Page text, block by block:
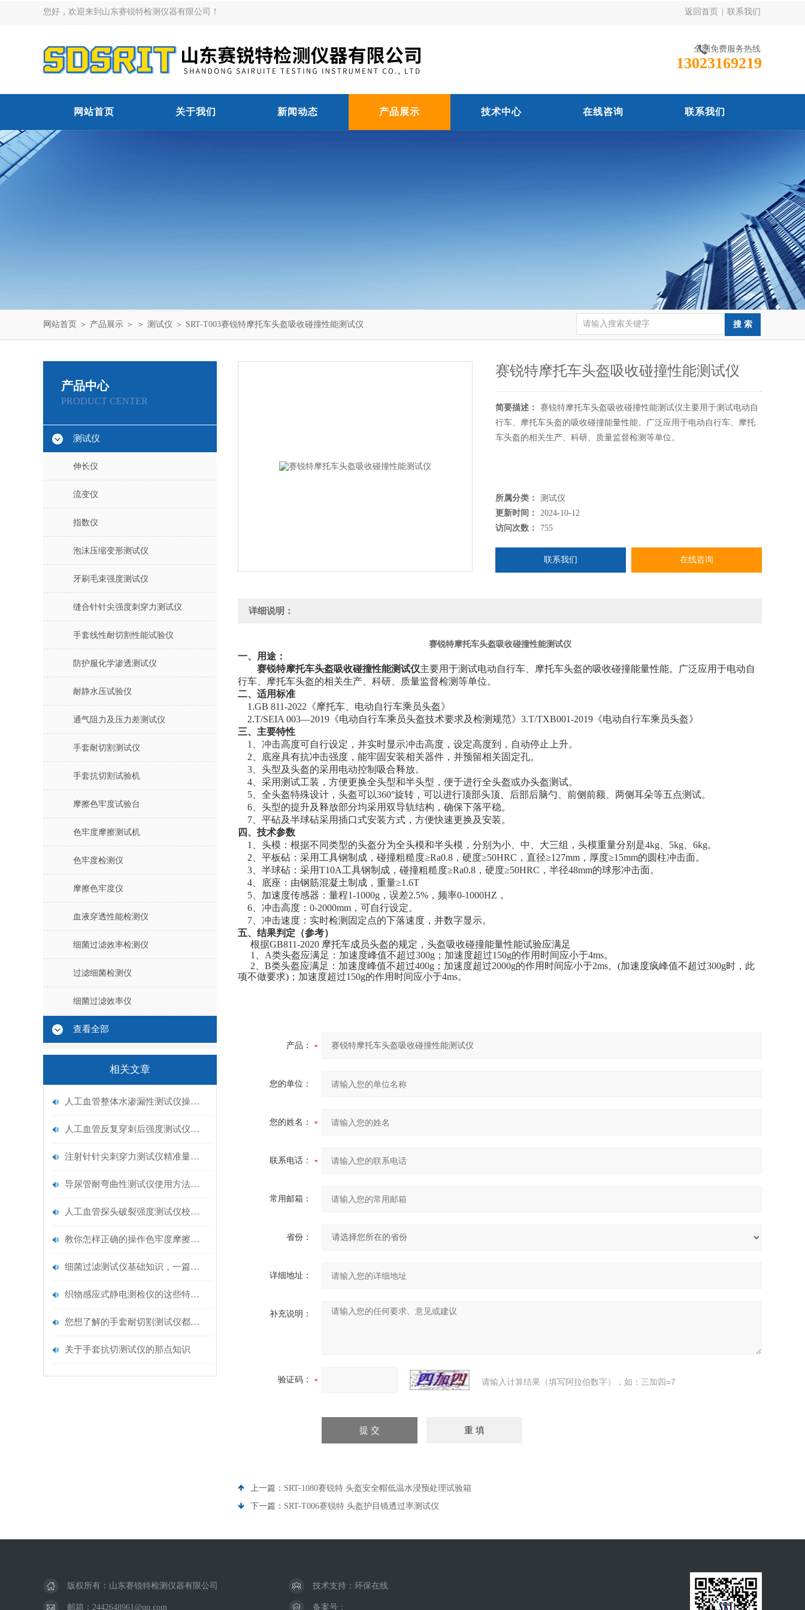
您好，欢迎来到山东赛锐特检测仪器有限公司！ 返回首页 联系我们
全国免费服务热线
13023169219
网站首页 关于我们 新闻动态 产品展示 技术中心 在线咨询 联系我们
网站首页 ＞ 产品展示 ＞ ＞ 测试仪 ＞ SRT-T003赛锐特摩托车头盔吸收碰撞性能测试仪
产品中心
PRODUCT CENTER
测试仪
伸长仪
流变仪
指数仪
泡沫压缩变形测试仪
牙刷毛束强度测试仪
缝合针针尖强度刺穿力测试仪
手套线性耐切割性能试验仪
防护服化学渗透测试仪
耐静水压试验仪
通气阻力及压力差测试仪
手套耐切割测试仪
手套抗切割试验机
摩擦色牢度试验台
色牢度摩擦测试机
色牢度检测仪
摩擦色牢度仪
血液穿透性能检测仪
细菌过滤效率检测仪
过滤细菌检测仪
细菌过滤效率仪
查看全部
相关文章
人工血管整体水渗漏性测试仪操作中最容易出错的步骤
人工血管反复穿刺后强度测试仪是什么？透析患者的“生命管“质量靠它把关！
注射针针尖刺穿力测试仪精准量化针尖锋利度，构筑临床安全防线
导尿管耐弯曲性测试仪使用方法与操作规范
人工血管探头破裂强度测试仪校准规范：精准赋能医疗安全的技术基准
教你怎样正确的操作色牢度摩擦测试机
细菌过滤测试仪基础知识，一篇搞定
织物感应式静电测检仪的这些特点很少有人都知道
您想了解的手套耐切割测试仪都在这里了
关于手套抗切测试仪的那点知识
赛锐特摩托车头盔吸收碰撞性能测试仪
简要描述：
赛锐特摩托车头盔吸收碰撞性能测试仪主要用于测试电动自
行车、摩托车头盔的吸收碰撞能量性能。广泛应用于电动自行车、摩托
车头盔的相关生产、科研、质量监督检测等单位。
所属分类：
测试仪
更新时间：
2024-10-12
访问次数：
755
联系我们 在线咨询
详细说明：
赛锐特摩托车头盔吸收碰撞性能测试仪
一、用途：
赛锐特摩托车头盔吸收碰撞性能测试仪主要用于测试电动自行车、摩托车头盔的吸收碰撞能量性能。广泛应用于电动自
行车、摩托车头盔的相关生产、科研、质量监督检测等单位。
二、适用标准
1.GB 811-2022《摩托车、电动自行车乘员头盔》
2.T/SEIA 003—2019《电动自行车乘员头盔技术要求及检测规范》 3.T/TXB001-2019《电动自行车乘员头盔》
三、 主要特性
1、冲击高度可自行设定，并实时显示冲击高度，设定高度到，自动停止上升。
2、底座具有抗冲击强度，能牢固安装相关器件，并预留相关固定孔。
3、头型及头盔的采用电动控制吸合释放。
4、采用测试工装，方便更换全头型和半头型，便于进行全头盔或办头盔测试。
5、全头盔特殊设计，头盔可以360°旋转，可以进行顶部头顶、后部后脑勺、前侧前额、两侧耳朵等五点测试。
6、头型的提升及释放部分均采用双导轨结构，确保下落平稳。
7、平砧及半球砧采用插口式安装方式，方便快速更换及安装。
四、 技术参数
1、头模：根据不同类型的头盔分为全头模和半头模，分别为小、中、大三组，头模重量分别是4kg、5kg、6kg。
2、平板砧：采用工具钢制成，碰撞粗糙度≥Ra0.8，硬度≥50HRC，直径≥127mm，厚度≥15mm的圆柱冲击面。
3、半球砧：采用T10A工具钢制成，碰撞粗糙度≥Ra0.8，硬度≥50HRC，半径48mm的球形冲击面。
4、底座：由钢筋混凝土制成，重量≥1.6T
5、加速度传感器：量程1-1000g，误差2.5%，频率0-1000HZ，
6、冲击高度：0-2000mm，可自行设定。
7、冲击速度：实时检测固定点的下落速度，并数字显示。
五、结果判定 （参考）
根据GB811-2020 摩托车成员头盔的规定，头盔吸收碰撞能量性能试验应满足
1、A类头盔应满足：加速度峰值不超过300g；加速度超过150g的作用时间应小于4ms。
2、B类头盔应满足：加速度峰值不超过400g；加速度超过2000g的作用时间应小于2ms。(加速度疯峰值不超过300g时，此
项不做要求)；加速度超过150g的作用时间应小于4ms。
产品：
您的单位：
您的姓名：
联系电话：
常用邮箱：
省份：
详细地址：
补充说明：
验证码： 请输入计算结果（填写阿拉伯数字），如：三加四=7
上一篇： SRT-1080赛锐特 头盔安全帽低温水浸预处理试验箱
下一篇： SRT-T006赛锐特 头盔护目镜透过率测试仪
版权所有：山东赛锐特检测仪器有限公司 技术支持： 环保在线
邮箱：2442648961@qq.com 备案号：